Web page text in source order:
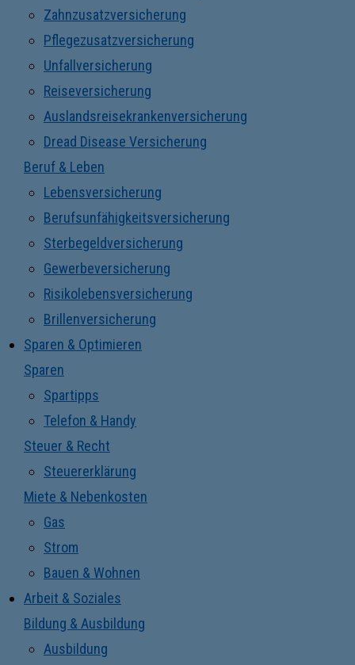
Zahnzusatzversicherung
Pflegezusatzversicherung
Unfallversicherung
Reiseversicherung
Auslandsreisekrankenversicherung
Dread Disease Versicherung
Beruf & Leben
Lebensversicherung
Berufsunfähigkeitsversicherung
Sterbegeldversicherung
Gewerbeversicherung
Risikolebensversicherung
Brillenversicherung
Sparen & Optimieren
Sparen
Spartipps
Telefon & Handy
Steuer & Recht
Steuererklärung
Miete & Nebenkosten
Gas
Strom
Bauen & Wohnen
Arbeit & Soziales
Bildung & Ausbildung
Ausbildung